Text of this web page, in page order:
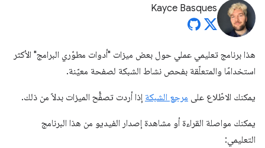
Kayce Basques
هذا برنامج تعليمي عملي حول بعض ميزات "أدوات مطوّري البرامج" الأكثر
استخدامًا والمتعلّقة بفحص نشاط الشبكة لصفحة معيّنة.
يمكنك الاطّلاع على مرجع الشبكة إذا أردت تصفُّح الميزات بدلاً من ذلك.
يمكنك مواصلة القراءة أو مشاهدة إصدار الفيديو من هذا البرنامج
التعليمي: